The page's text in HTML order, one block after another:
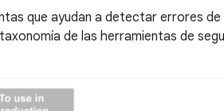
que ayudan a detectar errores de
de las herramientas de